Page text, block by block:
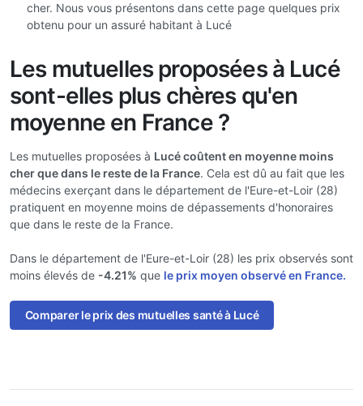
cher. Nous vous présentons dans cette page quelques prix
obtenu pour un assuré habitant à Lucé
Les mutuelles proposées à Lucé
sont-elles plus chères qu'en
moyenne en France ?
Les mutuelles proposées à Lucé coûtent en moyenne moins
cher que dans le reste de la France. Cela est dû au fait que les
médecins exerçant dans le département de l'Eure-et-Loir (28)
pratiquent en moyenne moins de dépassements d'honoraires
que dans le reste de la France.
Dans le département de l'Eure-et-Loir (28) les prix observés sont
moins élevés de -4.21% que le prix moyen observé en France.
Comparer le prix des mutuelles santé à Lucé